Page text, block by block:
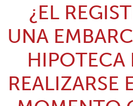
¿EL
UNA
HIPOTECA
REALIZARSE